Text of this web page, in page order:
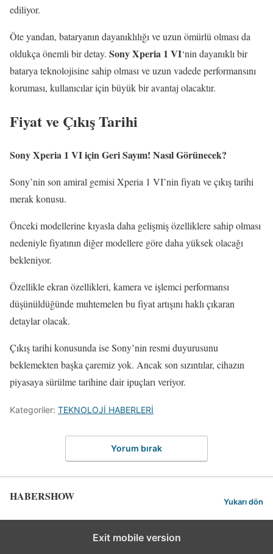
ediliyor.
Öte yandan, bataryanın dayanıklılığı ve uzun ömürlü olması da
oldukça önemli bir detay. Sony Xperia 1 VI‘nin dayanıklı bir
batarya teknolojisine sahip olması ve uzun vadede performansını
koruması, kullanıcılar için büyük bir avantaj olacaktır.
Fiyat ve Çıkış Tarihi
Sony Xperia 1 VI için Geri Sayım! Nasıl Görünecek?
Sony’nin son amiral gemisi Xperia 1 VI’nin fiyatı ve çıkış tarihi
merak konusu.
Önceki modellerine kıyasla daha gelişmiş özelliklere sahip olması
nedeniyle fiyatının diğer modellere göre daha yüksek olacağı
bekleniyor.
Özellikle ekran özellikleri, kamera ve işlemci performansı
düşünüldüğünde muhtemelen bu fiyat artışını haklı çıkaran
detaylar olacak.
Çıkış tarihi konusunda ise Sony’nin resmi duyurusunu
beklemekten başka çaremiz yok. Ancak son sızıntılar, cihazın
piyasaya sürülme tarihine dair ipuçları veriyor.
Kategoriler: TEKNOLOJİ HABERLERİ
Yorum bırak
HABERSHOW Yukarı dön
Exit mobile version